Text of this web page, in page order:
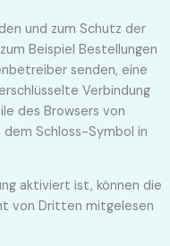
und zum Schutz der
Beispiel Bestellungen
senden, eine
Verbindung
des Browsers von
Schloss-Symbol in
aktiviert ist, können die
von Dritten mitgelesen